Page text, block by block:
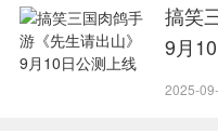
搞笑
9月
2025-